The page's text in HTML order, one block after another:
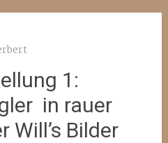
1:
in rauer
Will’s Bilder